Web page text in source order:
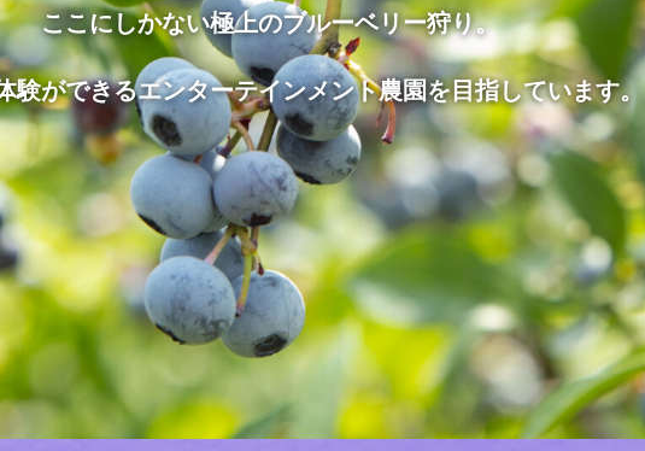
ここにしかない極上のブルーベリー狩り。
験ができるエンターテインメント農園を目指しています。